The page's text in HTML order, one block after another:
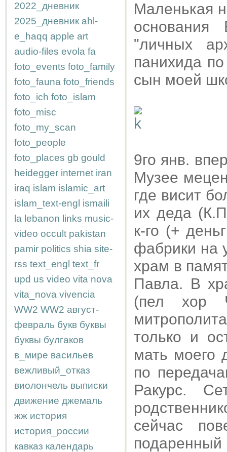
2022_дневник
2025_дневник ahl-
e_haqq apple art
audio-files evola fa
foto_events foto_family
foto_fauna foto_friends
foto_ich foto_islam
foto_misc
foto_my_scan
foto_people
foto_places gb gould
heidegger internet iran
iraq islam islamic_art
islam_text-engl ismaili
la lebanon links music-
video occult pakistan
pamir politics shia site-
rss text_engl text_fr
upd us video vita nova
vita_nova vivencia
WW2 WW2 август-
февраль букв буквы
буквы булгаков
в_мире васильев
вежливый_отказ
виолончель выписки
движение джемаль
жж история
история_россии
кавказ календарь
Маленькая
основания
"личных
панихида
сын моей
9го янв.
Музее
где висит
их деда
к-го (+
фабрики на
храм в
Павла. В
(пел хор
только и
мать моего
по
Ракурс.
сейчас
подаренный